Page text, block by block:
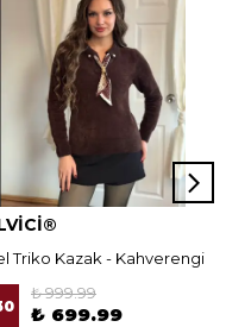
Triko Kazak - Kahverengi
₺ 999.99
₺ 699.99